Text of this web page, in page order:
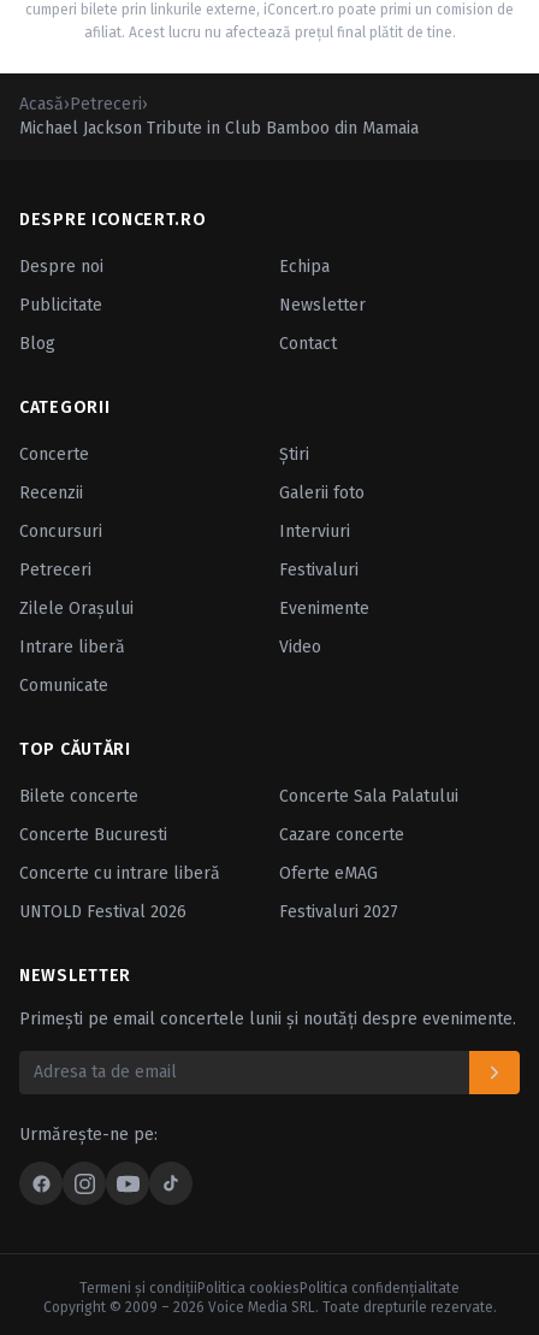
cumperi bilete prin linkurile externe, iConcert.ro poate primi un comision de
afiliat. Acest lucru nu afectează prețul final plătit de tine.
Acasă›Petreceri›
Michael Jackson Tribute in Club Bamboo din Mamaia
DESPRE ICONCERT.RO
Despre noi
Echipa
Publicitate
Newsletter
Blog
Contact
CATEGORII
Concerte
Ştiri
Recenzii
Galerii foto
Concursuri
Interviuri
Petreceri
Festivaluri
Zilele Oraşului
Evenimente
Intrare liberă
Video
Comunicate
TOP CĂUTĂRI
Bilete concerte
Concerte Sala Palatului
Concerte Bucuresti
Cazare concerte
Concerte cu intrare liberă
Oferte eMAG
UNTOLD Festival 2026
Festivaluri 2027
NEWSLETTER
Primești pe email concertele lunii și noutăți despre evenimente.
Urmărește-ne pe:
Termeni şi condiţii Politica cookies Politica confidenţialitate
Copyright © 2009 – 2026 Voice Media SRL. Toate drepturile rezervate.